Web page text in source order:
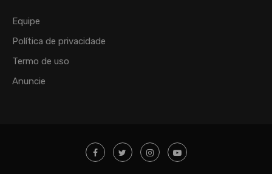
Equipe
Política de privacidade
Termo de uso
Anuncie